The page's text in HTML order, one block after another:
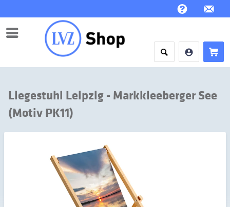
Menü
Liegestuhl Leipzig - Markkleeberger See
(Motiv PK11)